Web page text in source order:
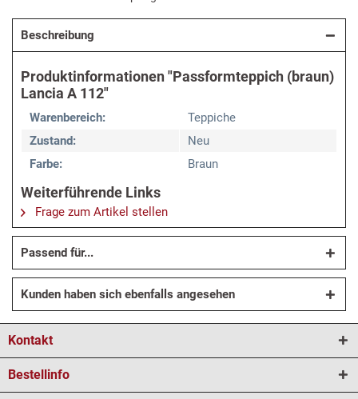
Beschreibung
Produktinformationen "Passformteppich (braun)
Lancia A 112"
Warenbereich:
Teppiche
Zustand:
Neu
Farbe:
Braun
Weiterführende Links
Frage zum Artikel stellen
Passend für...
Kunden haben sich ebenfalls angesehen
Kontakt
Bestellinfo